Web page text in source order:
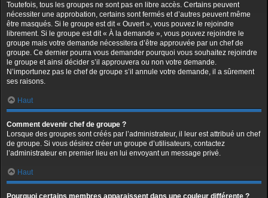
Toutefois, tous les groupes ne sont pas en libre accès. Certains peuvent
nécessiter une approbation, certains sont fermés et d’autres peuvent même
être masqués. Si le groupe est dit « Ouvert », vous pouvez le rejoindre
librement. Si le groupe est dit « À la demande », vous pouvez rejoindre le
groupe mais votre demande nécessitera d’être approuvée par un chef de
groupe. Ce dernier pourra vous demander pourquoi vous souhaitez rejoindre
le groupe et ainsi décider s’il approuvera ou non votre demande.
N’importunez pas le chef de groupe s’il annule votre demande, il a sûrement
ses raisons.
Haut
Comment devenir chef de groupe ?
Lorsque des groupes sont créés par l’administrateur, il leur est attribué un chef
de groupe. Si vous désirez créer un groupe d’utilisateurs, contactez
l’administrateur en premier lieu en lui envoyant un message privé.
Haut
Pourquoi certains membres apparaissent dans une couleur différente ?